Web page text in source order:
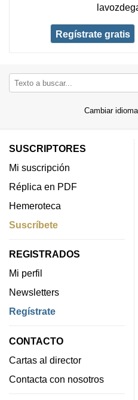
Regístrate gratis
Cambiar
SUSCRIPTORES
Mi suscripción
Réplica en PDF
Hemeroteca
Suscríbete
REGISTRADOS
Mi perfil
Newsletters
Regístrate
CONTACTO
Cartas al director
Contacta con nosotros